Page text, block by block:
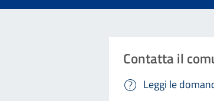
Contatta il
Leggi le